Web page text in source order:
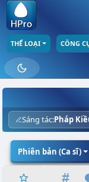
THỂ LOẠI CÔNG
Sáng tác:Pháp
Phiên bản (Ca sĩ)